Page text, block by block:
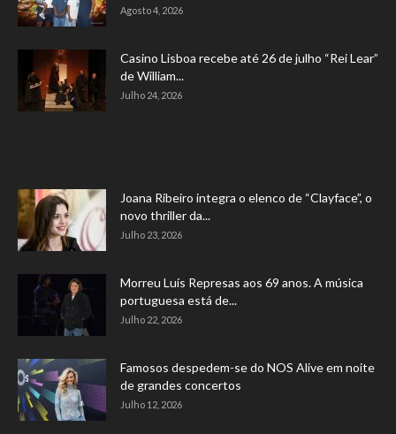
Agosto 4, 2026
Casino Lisboa recebe até 26 de julho “Rei Lear”
de William...
Julho 24, 2026
Joana Ribeiro integra o elenco de “Clayface”, o
novo thriller da...
Julho 23, 2026
Morreu Luís Represas aos 69 anos. A música
portuguesa está de...
Julho 22, 2026
Famosos despedem-se do NOS Alive em noite
de grandes concertos
Julho 12, 2026